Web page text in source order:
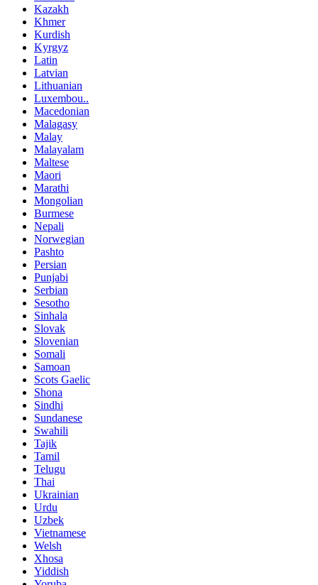
Kazakh
Khmer
Kurdish
Kyrgyz
Latin
Latvian
Lithuanian
Luxembou..
Macedonian
Malagasy
Malay
Malayalam
Maltese
Maori
Marathi
Mongolian
Burmese
Nepali
Norwegian
Pashto
Persian
Punjabi
Serbian
Sesotho
Sinhala
Slovak
Slovenian
Somali
Samoan
Scots Gaelic
Shona
Sindhi
Sundanese
Swahili
Tajik
Tamil
Telugu
Thai
Ukrainian
Urdu
Uzbek
Vietnamese
Welsh
Xhosa
Yiddish